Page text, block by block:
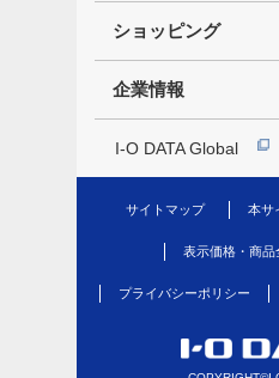
ショッピング
企業情報
I-O DATA Global
サイトマップ 本サ
表示価格・商品
プライバシーポリシー